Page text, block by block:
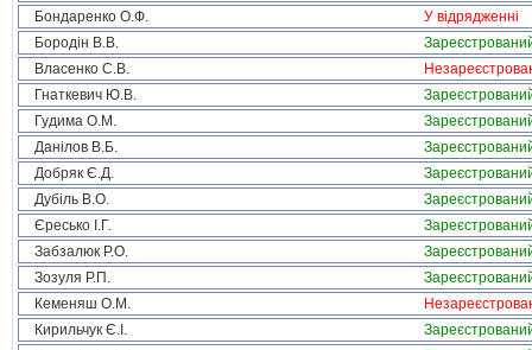
Бондаренко О.Ф.
У відрядженні
Бородін В.В.
Власенко С.В.
Гнаткевич Ю.В.
Гудима О.М.
Данілов В.Б.
Добряк Є.Д.
Дубіль В.О.
Єресько І.Г.
Забзалюк Р.О.
Зозуля Р.П.
Кеменяш О.М.
Кирильчук Є.І.